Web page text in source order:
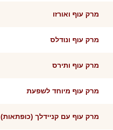
מרק עוף ואורזו
מרק עוף ונודלס
מרק עוף ותירס
מרק עוף מיוחד לשפעת
מרק עוף עם קניידלך (כופתאות)